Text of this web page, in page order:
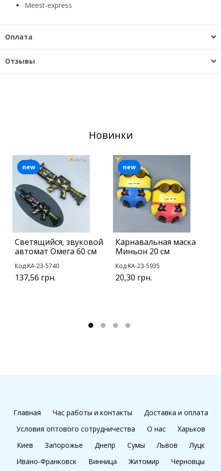
Мeest-express
Оплата
Отзывы
Новинки
Светящийся, звуковой
автомат Омега 60 см
Код KA-23-5740
137,56 грн.
new
Карнавальная маска
Миньон 20 см
Код KA-23-5935
20,30 грн.
new
Главная Час работы и контакты
Доставка и оплата
Условия оптового сотрудничества
О нас
Харьков
Киев
Запорожье Днепр Сумы Львов
Луцк
Ивано-Франковск
Винница Житомир Черновцы